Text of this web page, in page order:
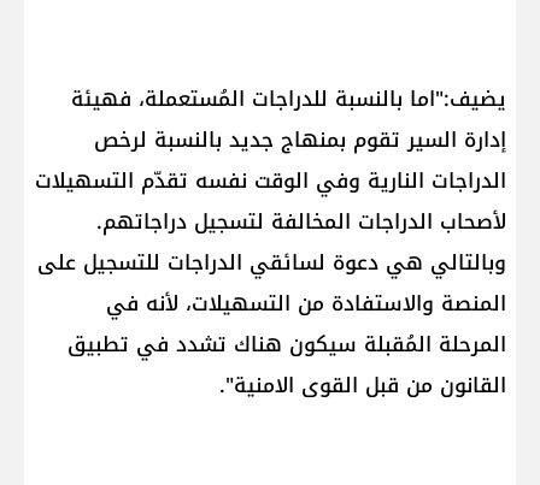
يضيف:"اما بالنسبة للدراجات المُستعملة، فهيئة
إدارة السير تقوم بمنهاج جديد بالنسبة لرخص
الدراجات النارية وفي الوقت نفسه تقدّم التسهيلات
لأصحاب الدراجات المخالفة لتسجيل دراجاتهم.
وبالتالي هي دعوة لسائقي الدراجات للتسجيل على
المنصة والاستفادة من التسهيلات، لأنه في
المرحلة المُقبلة سيكون هناك تشدد في تطبيق
القانون من قبل القوى الامنية".